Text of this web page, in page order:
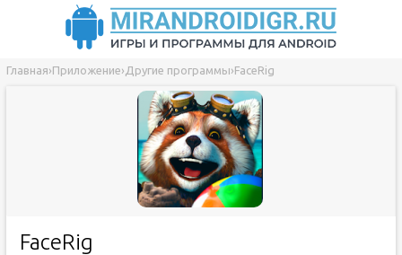
Главная›Приложение› Другие программы›FaceRig
FaceRig